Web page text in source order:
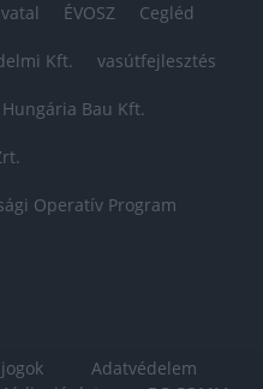
ÉVOSZ Cegléd
Kft. vasútfejlesztés
Bau Kft.
Operatív Program
Adatvédelem